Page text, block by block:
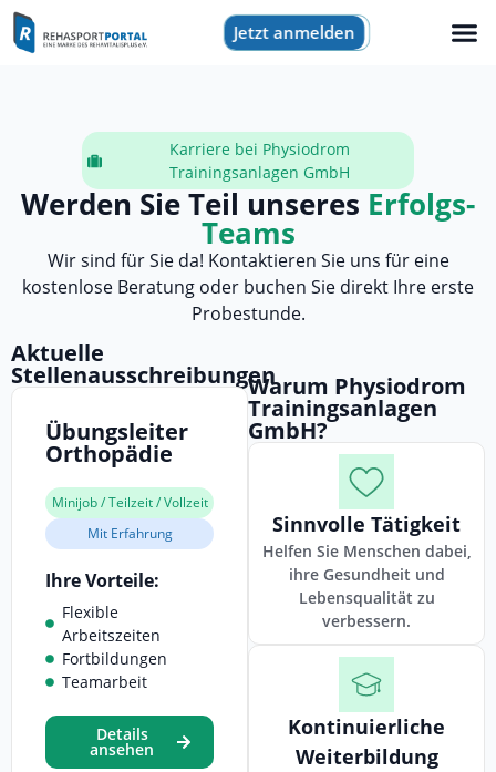
Jetzt anmelden
Karriere bei Physiodrom
Trainingsanlagen GmbH
Werden Sie Teil unseres Erfolgs-
Teams
Wir sind für Sie da! Kontaktieren Sie uns für eine
kostenlose Beratung oder buchen Sie direkt Ihre erste
Probestunde.
Aktuelle
Stellenausschreibungen
Übungsleiter
Orthopädie
Minijob / Teilzeit / Vollzeit
Mit Erfahrung
Ihre Vorteile:
Flexible
Arbeitszeiten
Fortbildungen
Teamarbeit
Details
ansehen
Warum Physiodrom
Trainingsanlagen
GmbH?
Sinnvolle Tätigkeit
Helfen Sie Menschen dabei,
ihre Gesundheit und
Lebensqualität zu
verbessern.
Kontinuierliche
Weiterbildung